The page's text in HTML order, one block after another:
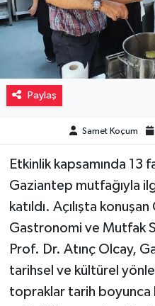
Paylaş
Samet Koçum
Etkinlik kapsamında 13
Gaziantep mutfağıyla
katıldı. Açılışta
Gastronomi ve Mutfak
Prof. Dr. Atınç Olcay,
tarihsel ve kültürel
topraklar tarih
Resmi İlanlar
Sağlık
Sinemalar
Siyaset
Spor
Teknoloji
Video Haber